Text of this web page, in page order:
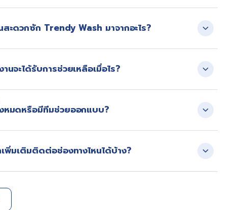
ะดวกซัก Trendy Wash มาจากอะไร?
ศจะได้รับการช่วยเหลือเมื่อไร?
หมดหรือมีทีมช่วยออกแบบ?
พิ่มเติมติดต่อช่องทางไหนได้บ้าง?